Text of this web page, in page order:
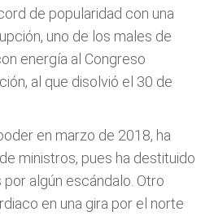
de popularidad con una
uno de los males de
energía al Congreso
al que disolvió el 30 de
en marzo de 2018, ha
ministros, pues ha destituido
algún escándalo. Otro
en una gira por el norte